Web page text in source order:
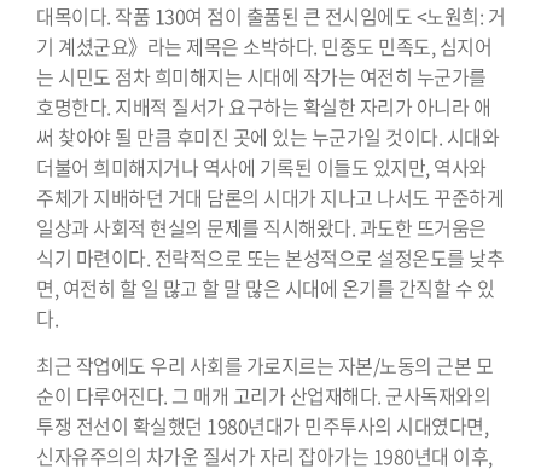
대목이다. 작품 130여 점이 출품된 큰 전시임에도 <노원희: 거
기 계셨군요》라는 제목은 소박하다. 민중도 민족도, 심지어
는 시민도 점차 희미해지는 시대에 작가는 여전히 누군가를
호명한다. 지배적 질서가 요구하는 확실한 자리가 아니라 애
써 찾아야 될 만큼 후미진 곳에 있는 누군가일 것이다. 시대와
더불어 희미해지거나 역사에 기록된 이들도 있지만, 역사와
주체가 지배하던 거대 담론의 시대가 지나고 나서도 꾸준하게
일상과 사회적 현실의 문제를 직시해왔다. 과도한 뜨거움은
식기 마련이다. 전략적으로 또는 본성적으로 설정온도를 낮추
면, 여전히 할 일 많고 할 말 많은 시대에 온기를 간직할 수 있
다.
최근 작업에도 우리 사회를 가로지르는 자본/노동의 근본 모
순이 다루어진다. 그 매개 고리가 산업재해다. 군사독재와의
투쟁 전선이 확실했던 1980년대가 민주투사의 시대였다면,
신자유주의의 차가운 질서가 자리 잡아가는 1980년대 이후,